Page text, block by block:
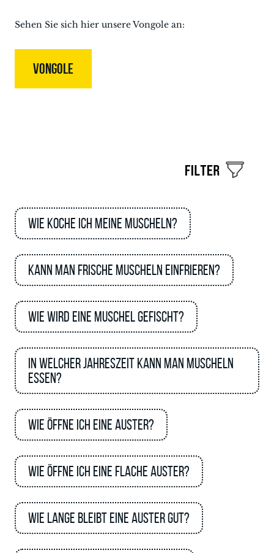
Sehen Sie sich hier unsere Vongole an:
VONGOLE
Wie koche ich meine Muscheln?
Kann man frische Muscheln einfrieren?
Wie wird eine Muschel gefischt?
In welcher Jahreszeit kann man Muscheln
essen?
Wie öffne ich eine Auster?
Wie öffne ich eine flache Auster?
Wie lange bleibt eine Auster gut?